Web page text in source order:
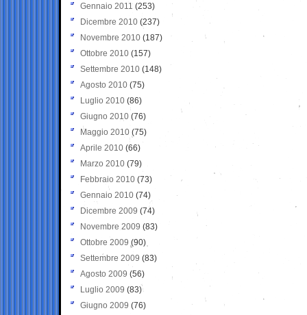
Gennaio 2011 (253)
Dicembre 2010 (237)
Novembre 2010 (187)
Ottobre 2010 (157)
Settembre 2010 (148)
Agosto 2010 (75)
Luglio 2010 (86)
Giugno 2010 (76)
Maggio 2010 (75)
Aprile 2010 (66)
Marzo 2010 (79)
Febbraio 2010 (73)
Gennaio 2010 (74)
Dicembre 2009 (74)
Novembre 2009 (83)
Ottobre 2009 (90)
Settembre 2009 (83)
Agosto 2009 (56)
Luglio 2009 (83)
Giugno 2009 (76)